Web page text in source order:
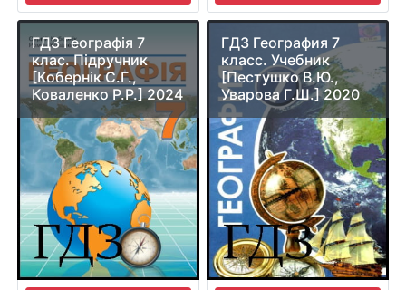
ГДЗ Географія 7
клас. Підручник
[Кобернік С.Г.,
Коваленко Р.Р.] 2024
ГДЗ География 7
класс. Учебник
[Пестушко В.Ю.,
Уварова Г.Ш.] 2020